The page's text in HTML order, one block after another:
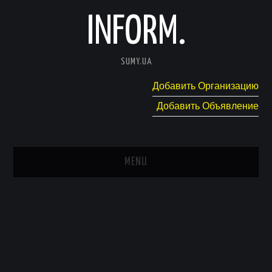
INFORM.
SUMY.UA
Добавить Организацию
Добавить Объявление
MENU